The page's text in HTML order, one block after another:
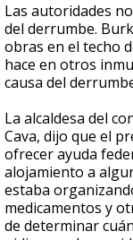
Las autoridades
del derrumbe.
obras en el techo
hace en otros
causa del
La alcaldesa del
Cava, dijo que el
ofrecer ayuda
alojamiento a
estaba
medicamentos y
de determinar